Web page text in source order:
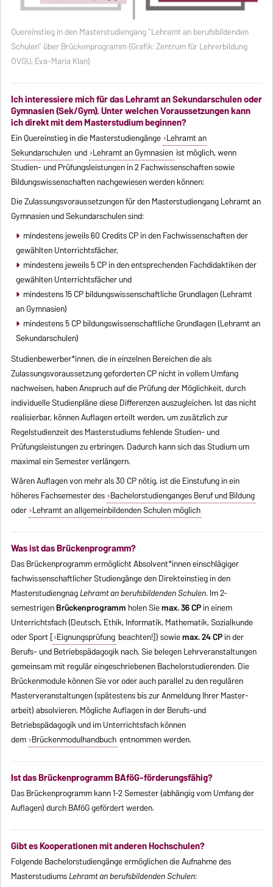
Quereinstieg in den Masterstudiengang"Lehramt an berufsbildenden
Schulen" über Brückenprogramm (Grafik: Zentrum für Lehrerbildung
OVGU, Eva-Maria Klan)
Ich interessiere mich für das Lehramt an Sekundarschulen oder
Gymnasien (Sek/Gym). Unter welchen Voraussetzungen kann
ich direkt mit dem Masterstudium beginnen?
Ein Quereinstieg in die Masterstudiengänge Lehramt an
Sekundarschulen und Lehramt an Gymnasien ist möglich, wenn
Studien- und Prüfungsleistungen in 2 Fachwissenschaften sowie
Bildungswissenschaften nachgewiesen werden können:
Die Zulassungsvoraussetzungen für den Masterstudiengang Lehramt an
Gymnasien und Sekundarschulen sind:
mindestens jeweils 60 Credits CP in den Fachwissenschaften der
gewählten Unterrichtsfächer,
mindestens jeweils 5 CP in den entsprechenden Fachdidaktiken der
gewählten Unterrichtsfächer und
mindestens 15 CP bildungswissenschaftliche Grundlagen (Lehramt
an Gymnasien)
mindestens 5 CP bildungswissenschaftliche Grundlagen (Lehramt an
Sekundarschulen)
Studienbewerber*innen, die in einzelnen Bereichen die als
Zulassungsvoraussetzung geforderten CP nicht in vollem Umfang
nachweisen, haben Anspruch auf die Prüfung der Möglichkeit, durch
individuelle Studienpläne diese Differenzen auszugleichen. Ist das nicht
realisierbar, können Auflagen erteilt werden, um zusätzlich zur
Regelstudienzeit des Masterstudiums fehlende Studien- und
Prüfungsleistungen zu erbringen. Dadurch kann sich das Studium um
maximal ein Semester verlängern.
Wären Auflagen von mehr als 30 CP nötig, ist die Einstufung in ein
höheres Fachsemester des Bachelorstudienganges Beruf und Bildung
oder Lehramt an allgemeinbildenden Schulen möglich
Was ist das Brückenprogramm?
Das Brückenprogramm ermöglicht Absolvent*innen einschlägiger
fachwissenschaftlicher Studiengänge den Direkteinstieg in den
MasterstudiengnagLehramt an berufsbildenden Schulen. Im 2-
semestrigenBrückenprogramm holen Siemax. 36 CPin einem
Unterrichtsfach (Deutsch, Ethik, Informatik, Mathematik, Sozialkunde
oder Sport [ Eignungsprüfung beachten!]) sowiemax. 24 CPin der
Berufs- und Betriebs­pädagogik nach. Sie belegen Lehrveranstaltungen
gemeinsam mit regulär eingeschriebenen Bachelorstudierenden. Die
Brückenmodule können Sie vor oder auch parallel zu den regulären
Masterveranstaltungen (spätestens bis zur Anmeldung Ihrer Master­
arbeit) absolvieren. Mögliche Auflagen in der Berufs-und
Betriebspädagogik und im Unterrichtsfach können
dem Brückenmodulhandbuch entnommen werden.
Ist das Brückenprogramm BAföG-förderungsfähig?
Das Brückenprogramm kann 1-2 Semester (abhängig vom Umfang der
Auflagen) durch BAföG gefördert werden.
Gibt es Kooperationen mit anderen Hochschulen?
Folgende Bachelorstudiengänge ermöglichen die Aufnahme des
MasterstudiumsLehramt an berufsbildenden Schulen: